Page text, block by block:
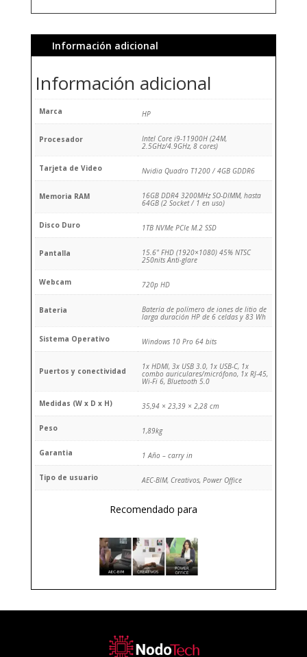
Información adicional
Información adicional
Marca HP
Procesador Intel Core i9-11900H (24M,
2.5GHz/4.9GHz, 8 cores)
Tarjeta de Video Nvidia Quadro T1200 / 4GB GDDR6
Memoria RAM 16GB DDR4 3200MHz SO-DIMM, hasta
64GB (2 Socket / 1 en uso)
Disco Duro 1TB NVMe PCIe M.2 SSD
Pantalla 15.6" FHD (1920×1080) 45% NTSC
250nits Anti-glare
Webcam 720p HD
Bateria Batería de polímero de iones de litio de
larga duración HP de 6 celdas y 83 Wh
Sistema Operativo Windows 10 Pro 64 bits
Puertos y conectividad 1x HDMI, 3x USB 3.0, 1x USB-C, 1x
combo auriculares/micrófono, 1x RJ-45,
Wi-Fi 6, Bluetooth 5.0
Medidas (W x D x H) 35,94 × 23,39 × 2,28 cm
Peso 1,89kg
Garantia 1 Año – carry in
Tipo de usuario AEC-BIM, Creativos, Power Office
Recomendado para